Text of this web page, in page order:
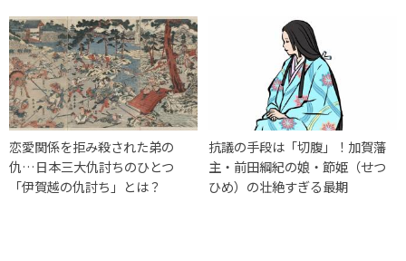
恋愛関係を拒み殺された弟の
仇…日本三大仇討ちのひとつ
「伊賀越の仇討ち」とは？
抗議の手段は「切腹」！加賀藩
主・前田綱紀の娘・節姫（せつ
ひめ）の壮絶すぎる最期